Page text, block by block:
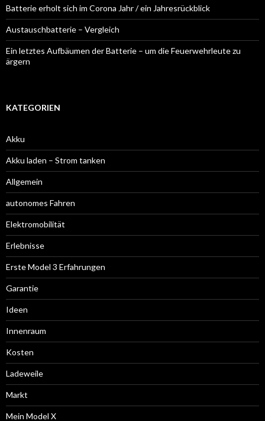
Batterie erholt sich im Corona Jahr / ein Jahresrückblick
Austauschbatterie – Vergleich
Ein letztes Aufbäumen der Batterie – um die Feuerwehrleute zu
ärgern
KATEGORIEN
Akku
Akku laden – Strom tanken
Allgemein
autonomes Fahren
Elektromobilität
Erlebnisse
Erste Model 3 Erfahrungen
Garantie
Ideen
Innenraum
Kosten
Ladeweile
Markt
Mein Model X